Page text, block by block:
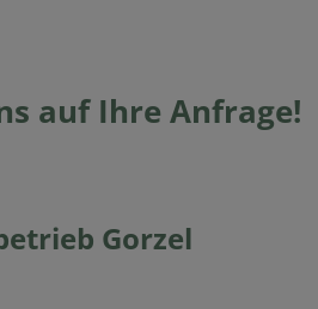
auf Ihre Anfrage!
Gorzel